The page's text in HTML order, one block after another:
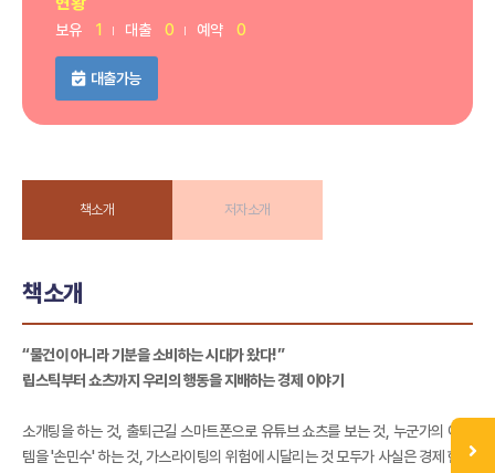
보유 1 대출 0 예약 0
대출가능
책소개 저자소개
책소개
“물건이 아니라 기분을 소비하는 시대가 왔다!”
립스틱부터 쇼츠까지 우리의 행동을 지배하는 경제 이야기
소개팅을 하는 것, 출퇴근길 스마트폰으로 유튜브 쇼츠를 보는 것, 누군가의 아이
템을 '손민수' 하는 것, 가스라이팅의 위험에 시달리는 것 모두가 사실은 경제 현상